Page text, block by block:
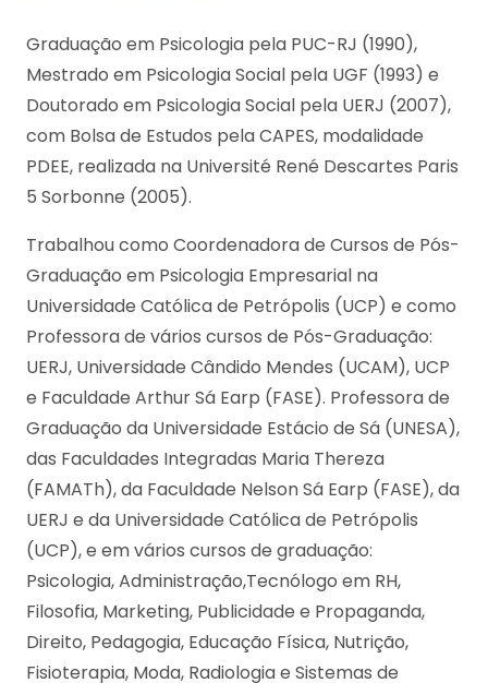
Graduação em Psicologia pela PUC-RJ (1990),
Mestrado em Psicologia Social pela UGF (1993) e
Doutorado em Psicologia Social pela UERJ (2007),
com Bolsa de Estudos pela CAPES, modalidade
PDEE, realizada na Université René Descartes Paris
5 Sorbonne (2005).
Trabalhou como Coordenadora de Cursos de Pós-
Graduação em Psicologia Empresarial na
Universidade Católica de Petrópolis (UCP) e como
Professora de vários cursos de Pós-Graduação:
UERJ, Universidade Cândido Mendes (UCAM), UCP
e Faculdade Arthur Sá Earp (FASE). Professora de
Graduação da Universidade Estácio de Sá (UNESA),
das Faculdades Integradas Maria Thereza
(FAMATh), da Faculdade Nelson Sá Earp (FASE), da
UERJ e da Universidade Católica de Petrópolis
(UCP), e em vários cursos de graduação:
Psicologia, Administração,Tecnólogo em RH,
Filosofia, Marketing, Publicidade e Propaganda,
Direito, Pedagogia, Educação Física, Nutrição,
Fisioterapia, Moda, Radiologia e Sistemas de